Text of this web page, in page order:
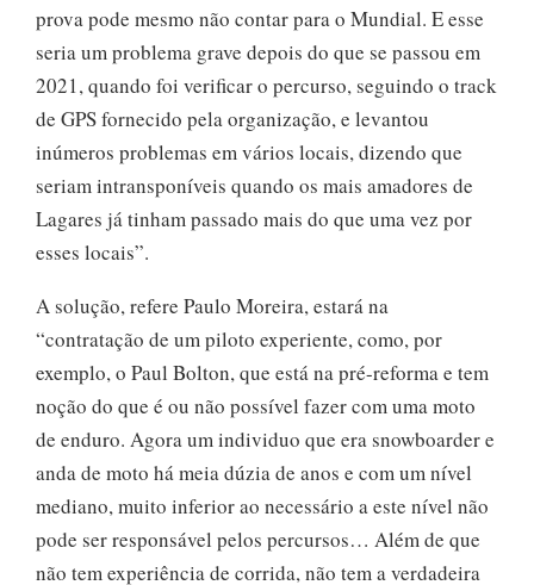
prova pode mesmo não contar para o Mundial. E esse
seria um problema grave depois do que se passou em
2021, quando foi verificar o percurso, seguindo o track
de GPS fornecido pela organização, e levantou
inúmeros problemas em vários locais, dizendo que
seriam intransponíveis quando os mais amadores de
Lagares já tinham passado mais do que uma vez por
esses locais”.
A solução, refere Paulo Moreira, estará na
“contratação de um piloto experiente, como, por
exemplo, o Paul Bolton, que está na pré-reforma e tem
noção do que é ou não possível fazer com uma moto
de enduro. Agora um individuo que era snowboarder e
anda de moto há meia dúzia de anos e com um nível
mediano, muito inferior ao necessário a este nível não
pode ser responsável pelos percursos… Além de que
não tem experiência de corrida, não tem a verdadeira